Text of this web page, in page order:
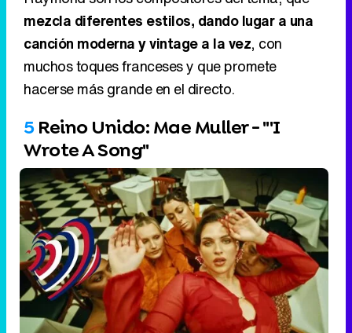
5Reino Unido: Mae Muller - "'I
Wrote A Song"
Reino Unido: Mae Muller - "'I Wrote A Song"
Eliminar anuncios